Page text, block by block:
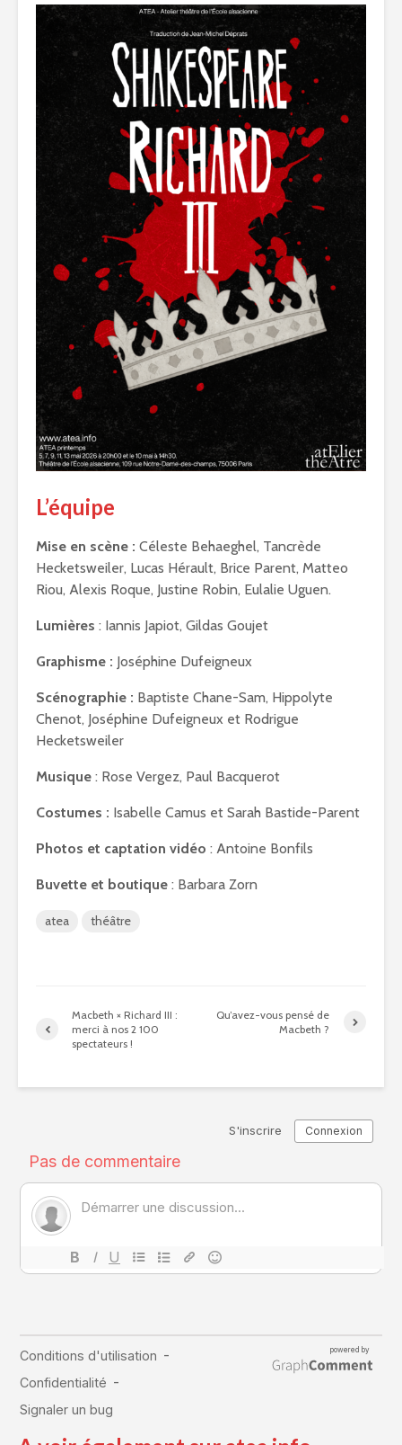
L’équipe
Mise en scène : Céleste Behaeghel, Tancrède
Hecketsweiler, Lucas Hérault, Brice Parent, Matteo
Riou, Alexis Roque, Justine Robin, Eulalie Uguen.
Lumières : Iannis Japiot, Gildas Goujet
Graphisme : Joséphine Dufeigneux
Scénographie : Baptiste Chane-Sam, Hippolyte
Chenot, Joséphine Dufeigneux et Rodrigue
Hecketsweiler
Musique : Rose Vergez, Paul Bacquerot
Costumes : Isabelle Camus et Sarah Bastide-Parent
Photos et captation vidéo : Antoine Bonfils
Buvette et boutique : Barbara Zorn
atea théâtre
Macbeth × Richard III :
merci à nos 2 100
spectateurs !
Qu’avez-vous pensé de
Macbeth ?